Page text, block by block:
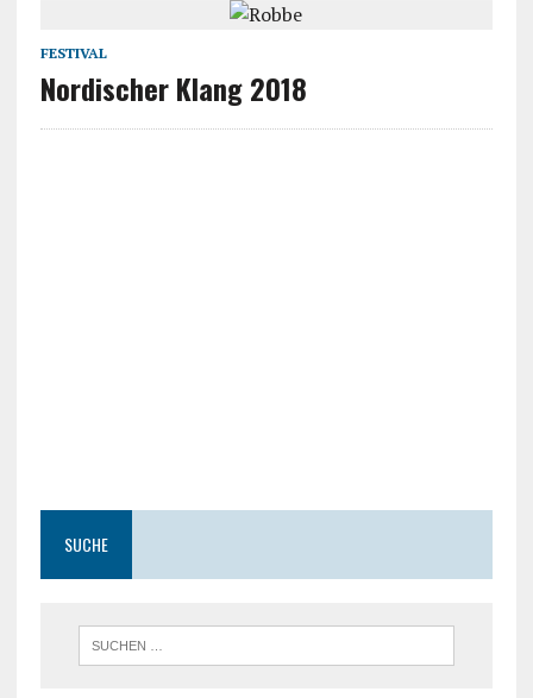
FESTIVAL
Nordischer Klang 2018
SUCHE